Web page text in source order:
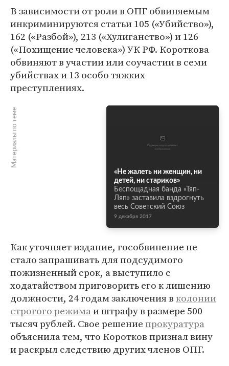
В зависимости от роли в ОПГ обвиняемым
инкриминируются статьи 105 («Убийство»),
162 («Разбой»), 213 («Хулиганство») и 126
(«Похищение человека») УК РФ. Короткова
обвиняют в участии или соучастии в семи
убийствах и 13 особо тяжких
преступлениях.
Материалы по теме
«Не жалеть ни женщин, ни
детей, ни стариков»
Беспощадная банда «Тяп-
Ляп» заставила вздрогнуть
весь Советский Союз
9 декабря 2017
Как уточняет издание, гособвинение не
стало запрашивать для подсудимого
пожизненный срок, а выступило с
ходатайством приговорить его к лишению
должности, 24 годам заключения вколонии
строгого режимаи штрафу в размере 500
тысяч рублей. Свое решениепрокуратура
объяснила тем, что Коротков признал вину
и раскрыл следствию других членов ОПГ.